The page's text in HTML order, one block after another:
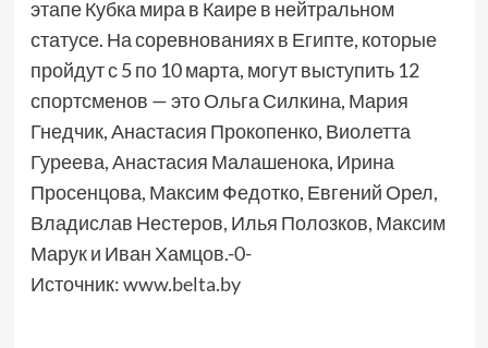
этапе Кубка мира в Каире в нейтральном
статусе. На соревнованиях в Египте, которые
пройдут с 5 по 10 марта, могут выступить 12
спортсменов — это Ольга Силкина, Мария
Гнедчик, Анастасия Прокопенко, Виолетта
Гуреева, Анастасия Малашенока, Ирина
Просенцова, Максим Федотко, Евгений Орел,
Владислав Нестеров, Илья Полозков, Максим
Марук и Иван Хамцов.-0-
Источник:www.belta.by